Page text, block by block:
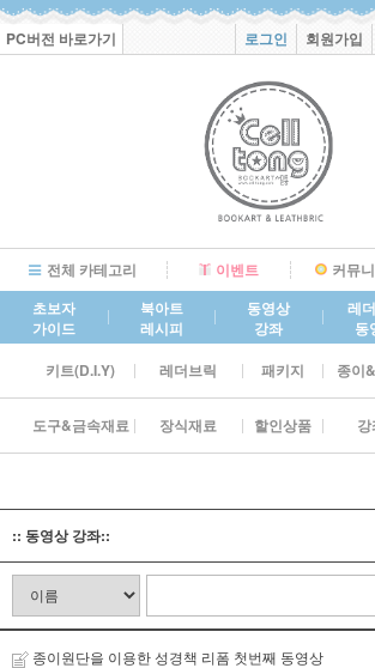
PC버전 바로가기 로그인 회원가입
전체 카테고리 이벤트 커뮤
초보자
가이드
북아트
레시피
동영상
강좌
레
동
키트(D.I.Y) 레더브릭 패키지 종이
도구&금속재료 장식재료 할인상품
:: 동영상 강좌::
종이원단을 이용한 성경책 리폼 첫번째 동영상